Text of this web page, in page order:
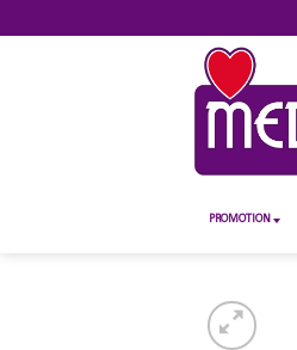
to
PROMOTION